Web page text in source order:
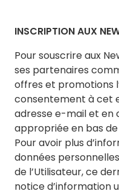
INSCRIPTION AUX
Pour souscrire aux
ses partenaires
offres et promotions
consentement à cet
adresse e-mail et en
appropriée en bas de
Pour avoir plus
données
de l’Utilisateur, ce
notice d’information